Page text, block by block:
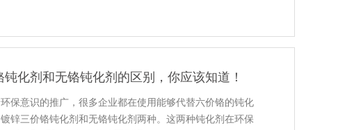
钝化剂和无铬钝化剂的区别，你应该知道！
保意识的推广，很多企业都在使用能够代替六价铬的钝化
锌三价铬钝化剂和无铬钝化剂两种。这两种钝化剂在环保